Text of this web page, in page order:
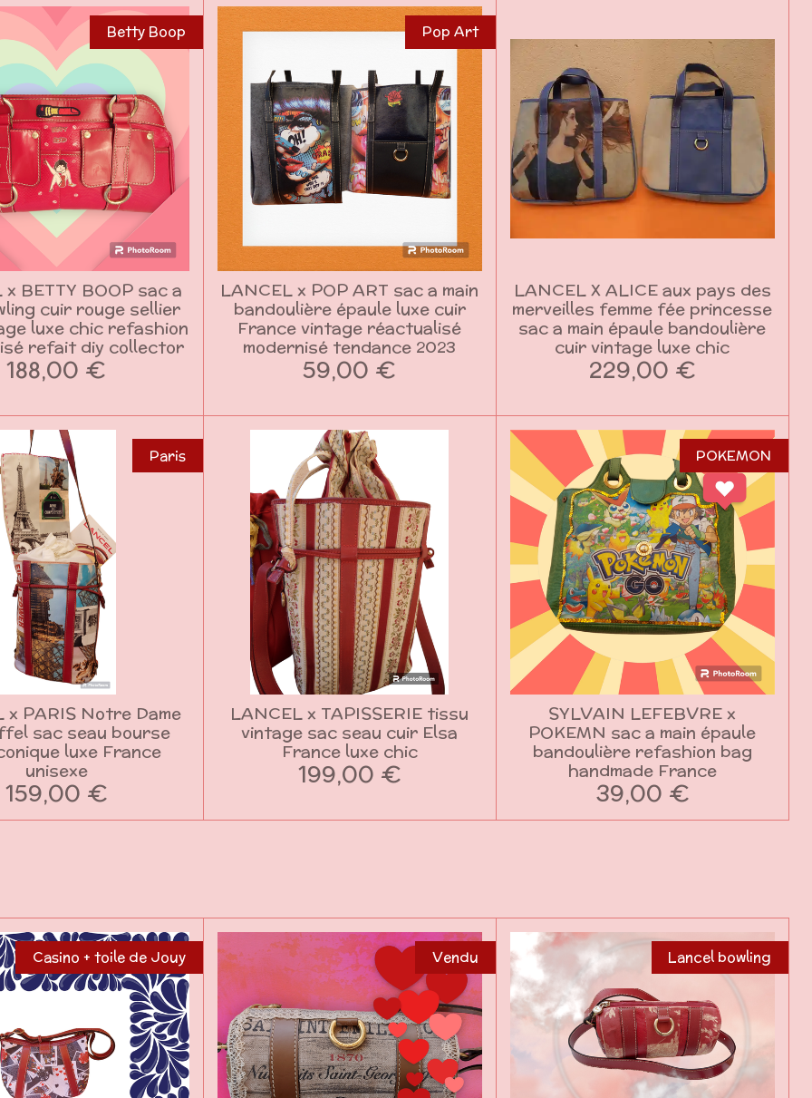
Betty Boop
x BETTY BOOP sac a
cuir rouge sellier
luxe chic refashion
refait diy collector
188,00 €
Pop Art
LANCEL x POP ART sac a main
bandoulière épaule luxe cuir
France vintage réactualisé
modernisé tendance 2023
59,00 €
LANCEL X ALICE aux pays des
merveilles femme fée princesse
sac a main épaule bandoulière
cuir vintage luxe chic
229,00 €
Paris
x PARIS Notre Dame
sac seau bourse
luxe France
unisexe
159,00 €
LANCEL x TAPISSERIE tissu
vintage sac seau cuir Elsa
France luxe chic
199,00 €
POKEMON
SYLVAIN LEFEBVRE x
POKEMN sac a main épaule
bandoulière refashion bag
handmade France
39,00 €
Casino + toile de Jouy Vendu Lancel bowling